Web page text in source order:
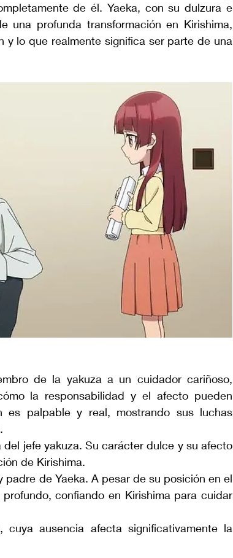
de él. Yaeka, con su dulzura e
una profunda transformación en Kirishima,
lo que realmente significa ser parte de una
de la yakuza a un cuidador cariñoso,
la responsabilidad y el afecto pueden
es palpable y real, mostrando sus luchas
del jefe yakuza. Su carácter dulce y su afecto
de Kirishima.
padre de Yaeka. A pesar de su posición en el
confiando en Kirishima para cuidar
cuya ausencia afecta significativamente la